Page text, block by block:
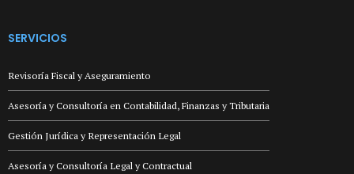
SERVICIOS
Revisoría Fiscal y Aseguramiento
Asesoría y Consultoría en Contabilidad, Finanzas y Tributaria
Gestión Jurídica y Representación Legal
Asesoría y Consultoría Legal y Contractual